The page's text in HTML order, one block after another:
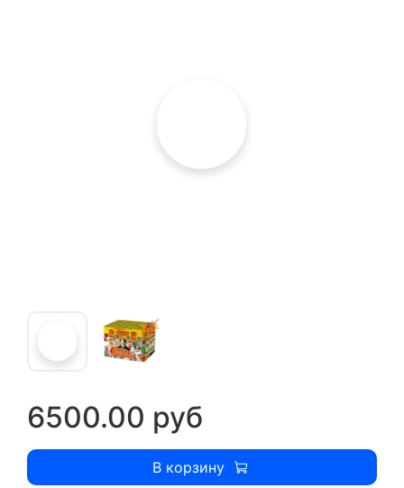
6500.00 руб
В корзину